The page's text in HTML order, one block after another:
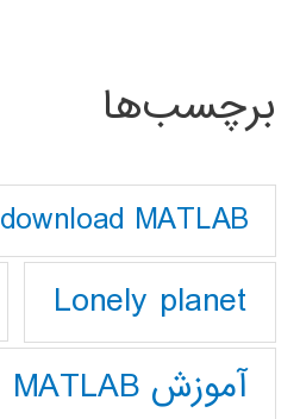
برچسب‌ها
download MATLAB
Lonely planet
آموزش MATLAB